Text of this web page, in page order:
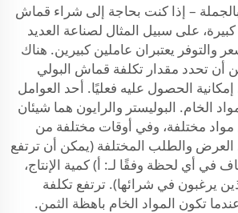
– إذا كنت بحاجة إلى شراء قماش
على سبيل المثال لصناعة العديد
والتوفر يعتبران عاملين كبيرين. هناك
أن تحدد مقدار تكلفة قماش البولي
الحصول عليه فعليًا. أحد العوامل
الخام. البوليستر والرايون هما شيئان
مختلفة، وفي أوقات مختلفة من
العرض والطلب المختلفة (يمكن أن ترتفع
في أي لحظة وفقًا لـ: أ) كمية الإنتاج،
يرغبون في شرائها). ترتفع تكلفة
تكون المواد الخام باهظة الثمن.